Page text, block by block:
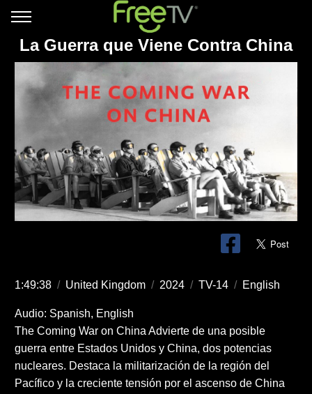
La Guerra que Viene Contra China
1:49:38 / United Kingdom / 2024 / TV-14 / English
Audio: Spanish, English
The Coming War on China Advierte de una posible
guerra entre Estados Unidos y China, dos potencias
nucleares. Destaca la militarización de la región del
Pacífico y la creciente tensión por el ascenso de China